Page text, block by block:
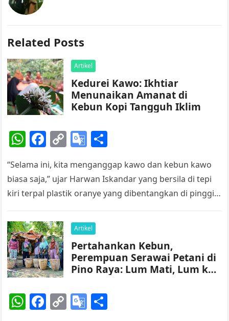
Related Posts
Artikel
Kedurei Kawo: Ikhtiar
Menunaikan Amanat di
Kebun Kopi Tangguh Iklim
W
at
s
A
p
p
F
c
e
b
o
o
k
C
p
y
n
k
G
o
gl
e
Tr
a
n
sl
e
ar
e
“Selama ini, kita menganggap kawo dan kebun kawo
biasa saja,” ujar Harwan Iskandar yang bersila di tepi
kiri terpal plastik oranye yang dibentangkan di pinggir
Artikel
Pertahankan Kebun,
Perempuan Serawai Petani di
Pino Raya: Lum Mati, Lum ke
W F C G